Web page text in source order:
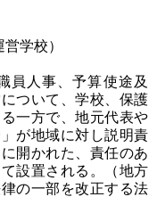
学校）
員人事、予算使途及
ついて、学校、保護
一方で、地元代表や
が地域に対し説明責
開かれた、責任のあ
設置される。（地方
の一部を改正する法